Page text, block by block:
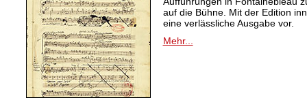
auf die Bühne. Mit der Edition
eine verlässliche Ausgabe vor.
Mehr...